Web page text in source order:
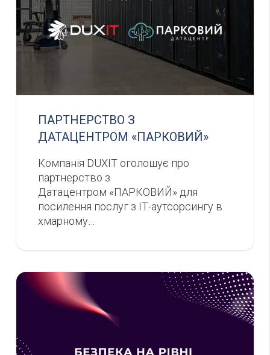
ПАРТНЕРСТВО З
ДАТАЦЕНТРОМ «ПАРКОВИЙ»
Компанія DUXIT оголошує про
партнерство з
Датацентром «ПАРКОВИЙ» для
посилення послуг з ІТ-аутсорсингу в
хмарному…